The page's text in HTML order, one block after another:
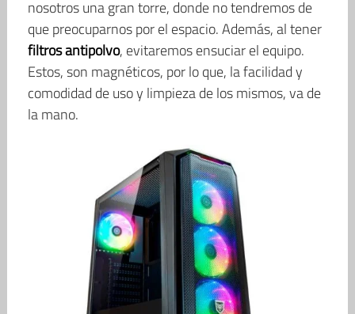
nosotros una gran torre, donde no tendremos de
que preocuparnos por el espacio. Además, al tener
filtros antipolvo, evitaremos ensuciar el equipo.
Estos, son magnéticos, por lo que, la facilidad y
comodidad de uso y limpieza de los mismos, va de
la mano.